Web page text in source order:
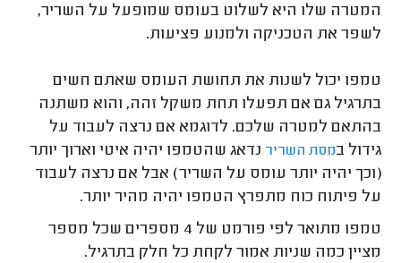
המטרה שלו היא לשלוט בעומס שמופעל על השריר,
לשפר את הטכניקה ולמנוע פציעות.
טמפו יכול לשנות את תחושת העומס שאתם חשים
בתרגיל גם אם תפעלו תחת משקל זהה, והוא משתנה
בהתאם למטרה שלכם. לדוגמא אם נרצה לעבוד על
גידול במסת השריר נדאג שהטמפו יהיה איטי וארוך יותר
(וכך יהיה יותר עומס על השריר) אבל אם נרצה לעבוד
על פיתוח כוח מתפרץ הטמפו יהיה מהיר יותר.
טמפו מתואר לפי פורמט של 4 מספרים שכל מספר
מציין כמה שניות אמור לקחת כל חלק בתרגיל.